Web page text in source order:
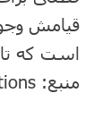
قیامش
است که تا
منبع: gotquestions